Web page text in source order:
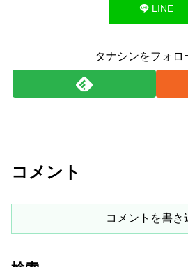
LINE
タナシンをフォロ
コメント
コメントを書き